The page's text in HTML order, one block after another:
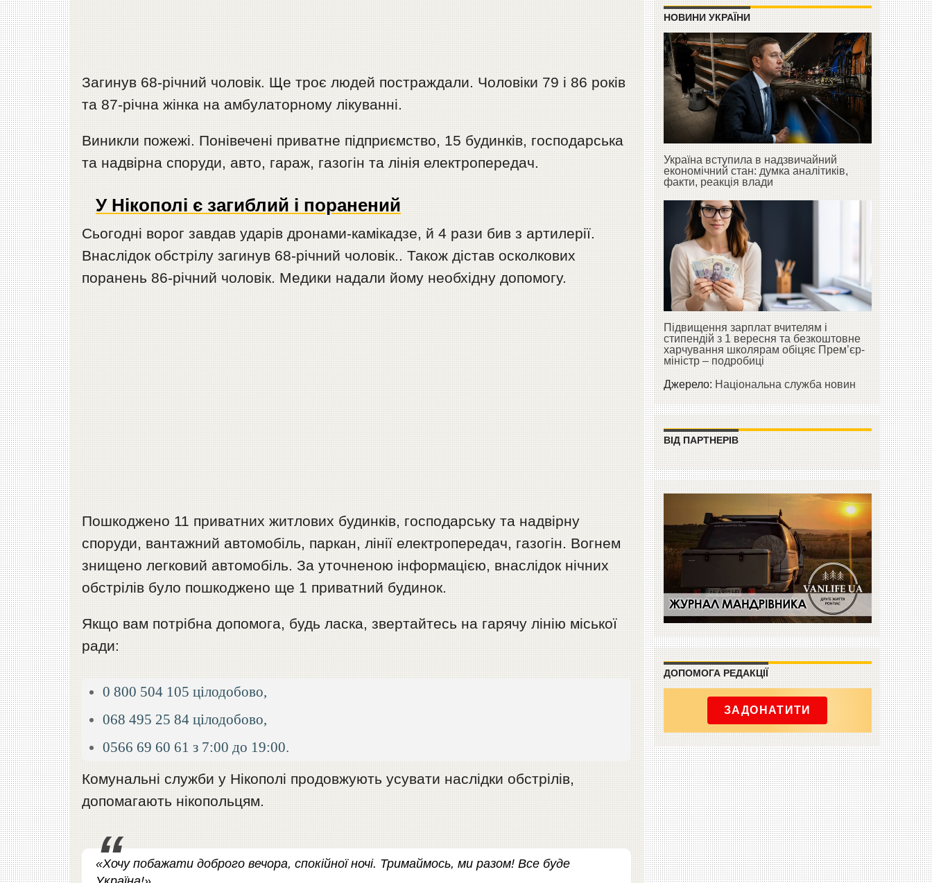
Загинув 68-річний чоловік. Ще троє людей постраждали. Чоловіки 79 і 86 років
та 87-річна жінка на амбулаторному лікуванні.
Виникли пожежі. Понівечені приватне підприємство, 15 будинків, господарська
та надвірна споруди, авто, гараж, газогін та лінія електропередач.
У Нікополі є загиблий і поранений
Сьогодні ворог завдав ударів дронами-камікадзе, й 4 рази бив з артилерії.
Внаслідок обстрілу загинув 68-річний чоловік.. Також дістав осколкових
поранень 86-річний чоловік. Медики надали йому необхідну допомогу.
Пошкоджено 11 приватних житлових будинків, господарську та надвірну
споруди, вантажний автомобіль, паркан, лінії електропередач, газогін. Вогнем
знищено легковий автомобіль. За уточненою інформацією, внаслідок нічних
обстрілів було пошкоджено ще 1 приватний будинок.
Якщо вам потрібна допомога, будь ласка, звертайтесь на гарячу лінію міської
ради:
0 800 504 105 цілодобово,
068 495 25 84 цілодобово,
0566 69 60 61 з 7:00 до 19:00.
Комунальні служби у Нікополі продовжують усувати наслідки обстрілів,
допомагають нікопольцям.
«Хочу побажати доброго вечора, спокійної ночі. Тримаймось, ми разом! Все буде
НОВИНИ УКРАЇНИ
Україна вступила в надзвичайний
економічний стан: думка аналітиків,
факти, реакція влади
Підвищення зарплат вчителям і
стипендій з 1 вересня та безкоштовне
харчування школярам обіцяє Прем’єр-
міністр – подробиці
Джерело:Національна служба новин
ВІД ПАРТНЕРІВ
ДОПОМОГА РЕДАКЦІЇ
ЗАДОНАТИТИ